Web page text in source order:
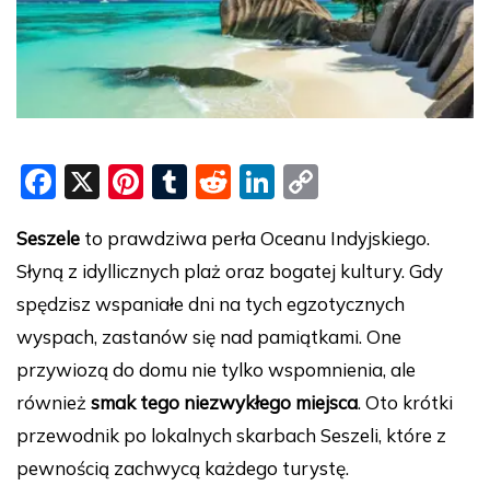
F
c
e
b
o
o
k
X
Pi
er
e
st
T
m
bl
r
R
d
di
t
Li
k
e
dI
n
p
y
Li
n
k
Seszele to prawdziwa perła Oceanu Indyjskiego.
Słyną z idyllicznych plaż oraz bogatej kultury. Gdy
spędzisz wspaniałe dni na tych egzotycznych
wyspach, zastanów się nad pamiątkami. One
przywiozą do domu nie tylko wspomnienia, ale
również smak tego niezwykłego miejsca. Oto krótki
przewodnik po lokalnych skarbach Seszeli, które z
pewnością zachwycą każdego turystę.